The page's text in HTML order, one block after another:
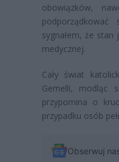
obowiązków,
sygnałem, że
medycznej.
Cały świat
Gemelli, modląc
przypomina o
przypadku osób
Obserwuj